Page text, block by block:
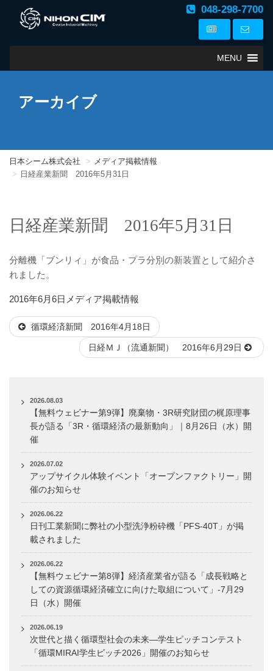
048-298-7700
MENU
アーカイブ
日本シーム株式会社
メディア掲載情報
日経産業新聞 2016年5月31日
日経産業新聞 2016年5月31日
分離機「ブンリィ」が食品・プラ分別の新装置として紹介さ
れました。
投
日:
2016年6月6日 カ
ゴ
メディア掲載情報
循環経済新聞 2016年4月18日
日経ＭＪ（流通新聞） 2016年6月29日
2026.08.03
【無料ウェビナー第9弾】廃棄物・3R研究財団の梶原理事
長が語る「3R・循環経済の最新動向」｜8月26日（水）開
催
2026.07.02
アップサイクル体験イベント「オープンファクトリー」開
催のお知らせ
2026.06.22
日刊工業新聞に弊社の小型洗浄粉砕機「PFS-40T」が掲
載されました
2026.06.22
【無料ウェビナー第8弾】経済産業省が語る「成長戦略と
しての資源循環経済確立に向けた取組について」-7月29
日（水）開催
2026.06.19
次世代と描く循環型社会の未来―学生ピッチコンテスト
「循環MIRAI学生ピッチ2026」開催のお知らせ